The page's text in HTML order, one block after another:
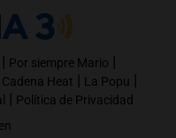
| Por siempre Mario |
Cadena Heat | La Popu |
| Política de Privacidad